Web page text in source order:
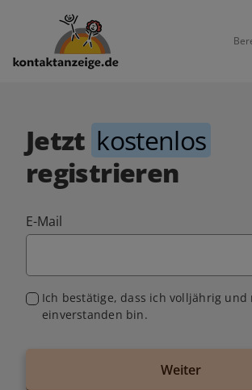
Jetzt kostenlos
registrieren
E-Mail
Ich bestätige, dass ich volljährig und
einverstanden bin.
Weiter